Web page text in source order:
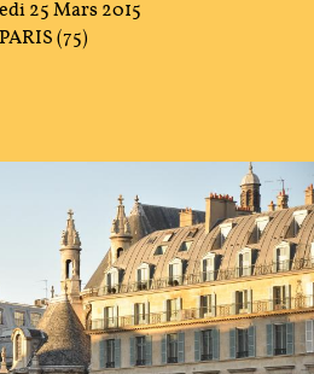
JACQUES MODERNE
SUHUBIETTE
AGENDA
CULTURELLE
25 Mars 2015
PARIS (75)